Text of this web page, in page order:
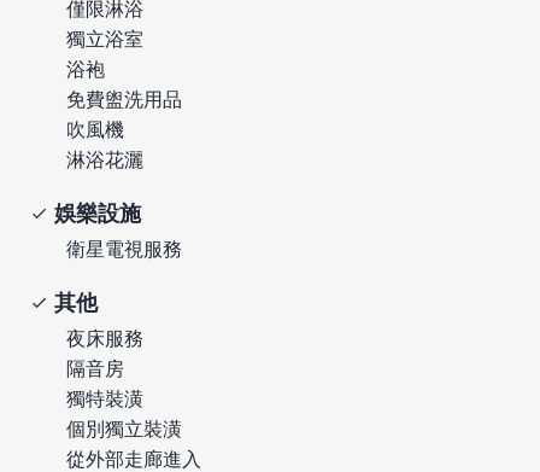
僅限淋浴
獨立浴室
浴袍
免費盥洗用品
吹風機
淋浴花灑
娛樂設施
衛星電視服務
其他
夜床服務
隔音房
獨特裝潢
個別獨立裝潢
從外部走廊進入